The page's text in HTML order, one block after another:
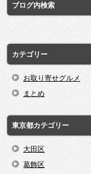
ブログ内検索
カテゴリー
お取り寄せグルメ
まとめ
東京都カテゴリー
大田区
葛飾区